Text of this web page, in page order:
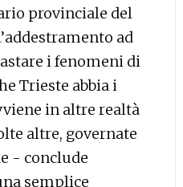
provinciale del
ad
i fenomeni di
Trieste abbia i
in altre realtà
altre, governate
- conclude
semplice